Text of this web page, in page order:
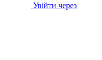
Увійти через